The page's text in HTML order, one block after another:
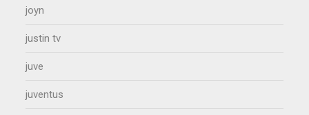
joyn
justin tv
juve
juventus